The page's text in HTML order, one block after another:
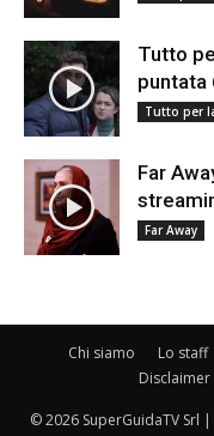
Tutto
puntata
Tutto per
Far
Far Away
Chi siamo Lo staff
Disclaimer
© 2026 SuperGuidaTV Srl